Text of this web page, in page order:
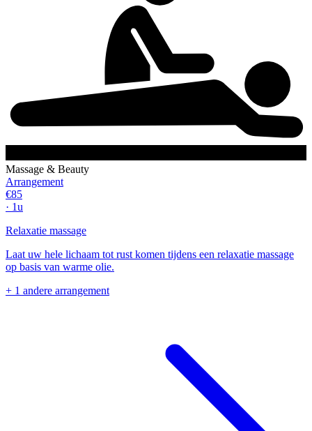
Massage & Beauty
Arrangement
€85
· 1u
Relaxatie massage
Laat uw hele lichaam tot rust komen tijdens een relaxatie massage
op basis van warme olie.
+ 1 andere arrangement